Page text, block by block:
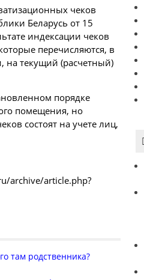
чеков
Беларусь от 15
индексации чеков
перечисляются, в
на текущий (расчетный)
порядке
помещения, но
состоят на учете лиц,
archive/article.php?
там родственника?